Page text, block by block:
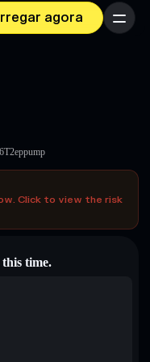
agora Menu
Click to view the risk
time.